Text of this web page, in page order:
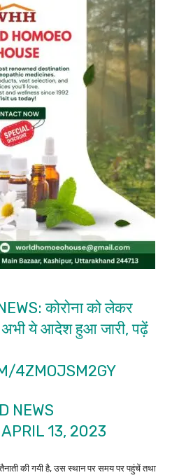
कोरोना को लेकर
ये आदेश हुआ जारी, पढ़ें
4ZMOJSM2GY
NEWS
APRIL 13, 2023
की गयी है, उस स्थान पर समय पर पहुंचें तथा